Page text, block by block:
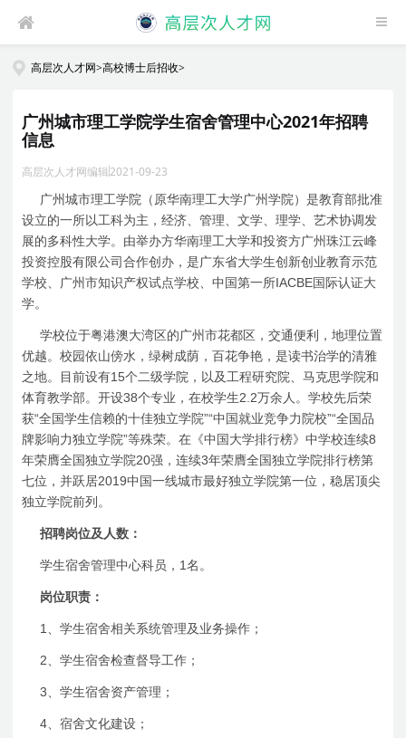
高层次人才网>高校博士后招收>
广州城市理工学院学生宿舍管理中心2021年招聘
信息
高层次人才网编辑2021-09-23
广州城市理工学院（原华南理工大学广州学院）是教育部批准
设立的一所以工科为主，经济、管理、文学、理学、艺术协调发
展的多科性大学。由举办方华南理工大学和投资方广州珠江云峰
投资控股有限公司合作创办，是广东省大学生创新创业教育示范
学校、广州市知识产权试点学校、中国第一所IACBE国际认证大
学。
学校位于粤港澳大湾区的广州市花都区，交通便利，地理位置
优越。校园依山傍水，绿树成荫，百花争艳，是读书治学的清雅
之地。目前设有15个二级学院，以及工程研究院、马克思学院和
体育教学部。开设38个专业，在校学生2.2万余人。学校先后荣
获“全国学生信赖的十佳独立学院”“中国就业竞争力院校”“全国品
牌影响力独立学院”等殊荣。在《中国大学排行榜》中学校连续8
年荣膺全国独立学院20强，连续3年荣膺全国独立学院排行榜第
七位，并跃居2019中国一线城市最好独立学院第一位，稳居顶尖
独立学院前列。
招聘岗位及人数：
学生宿舍管理中心科员， 1名。
岗位职责：
1 、学生宿舍相关系统管理及业务操作；
2 、学生宿舍检查督导工作；
3 、学生宿舍资产管理；
4 、宿舍文化建设；